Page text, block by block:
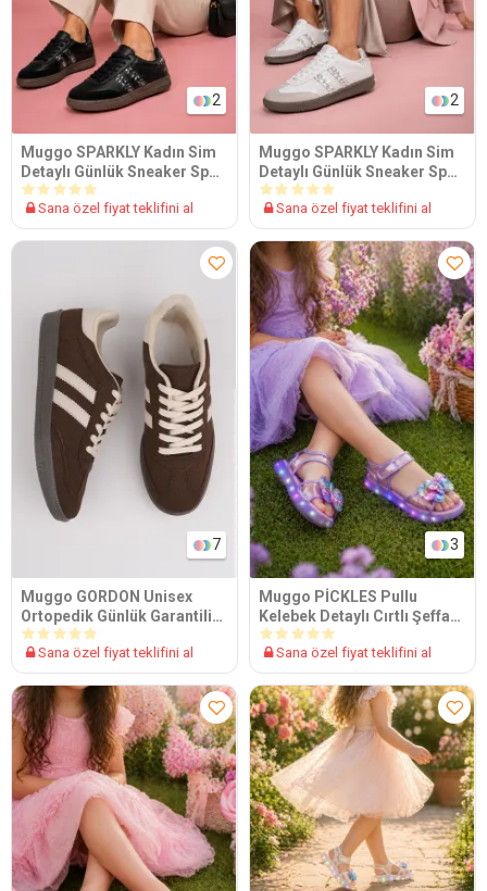
2
Muggo SPARKLY Kadın Sim
Detaylı Günlük Sneaker Spor
Ayakkabı
Sana özel fiyat teklifini al
2
Muggo SPARKLY Kadın Sim
Detaylı Günlük Sneaker Spor
Ayakkabı
Sana özel fiyat teklifini al
7
Muggo GORDON Unisex
Ortopedik Günlük Garantili
Bağcıklı Yürüyüş Koşu
Sneaker Spor Ayakkabı
Sana özel fiyat teklifini al
3
Muggo PİCKLES Pullu
Kelebek Detaylı Cırtlı Şeffaf
Kız Çocuk Sandalet
Sana özel fiyat teklifini al